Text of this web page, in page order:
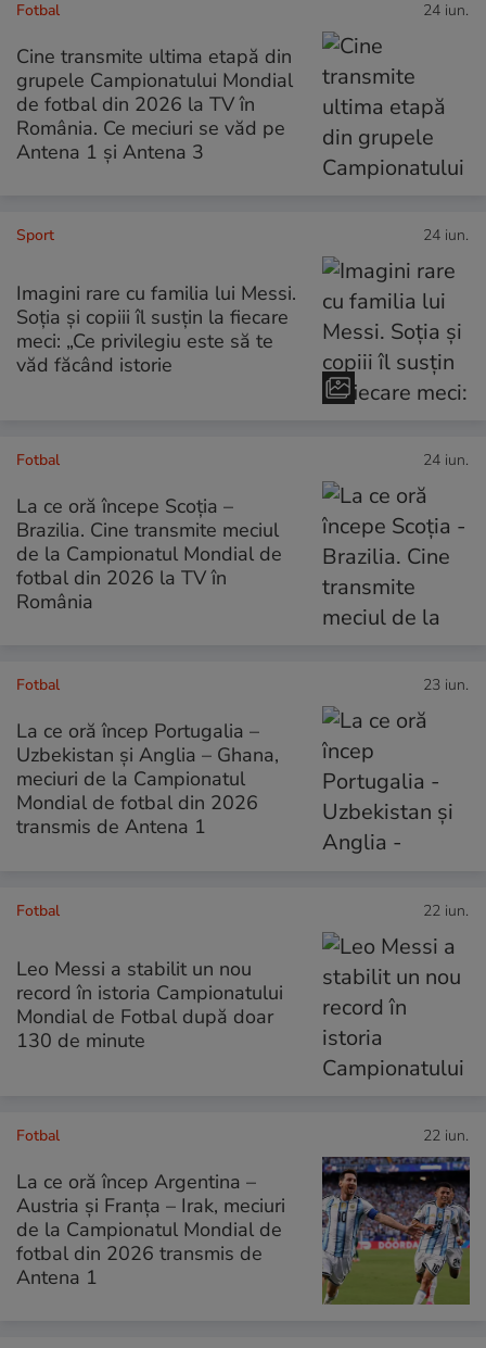
Fotbal 24 iun.
Cine transmite ultima etapă din
grupele Campionatului Mondial
de fotbal din 2026 la TV în
România. Ce meciuri se văd pe
Antena 1 și Antena 3
Sport 24 iun.
Imagini rare cu familia lui Messi.
Soția și copiii îl susțin la fiecare
meci: „Ce privilegiu este să te
văd făcând istorie
Fotbal 24 iun.
La ce oră începe Scoția –
Brazilia. Cine transmite meciul
de la Campionatul Mondial de
fotbal din 2026 la TV în
România
Fotbal 23 iun.
La ce oră încep Portugalia –
Uzbekistan și Anglia – Ghana,
meciuri de la Campionatul
Mondial de fotbal din 2026
transmis de Antena 1
Fotbal 22 iun.
Leo Messi a stabilit un nou
record în istoria Campionatului
Mondial de Fotbal după doar
130 de minute
Fotbal 22 iun.
La ce oră încep Argentina –
Austria și Franța – Irak, meciuri
de la Campionatul Mondial de
fotbal din 2026 transmis de
Antena 1